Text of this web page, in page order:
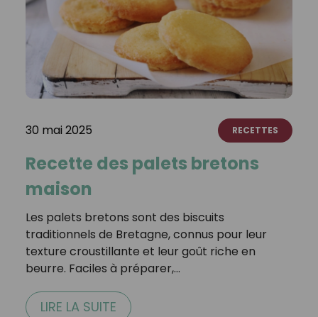
30 mai 2025 RECETTES
Recette des palets bretons
maison
Les palets bretons sont des biscuits
traditionnels de Bretagne, connus pour leur
texture croustillante et leur goût riche en
beurre. Faciles à préparer,…
LIRE LA SUITE